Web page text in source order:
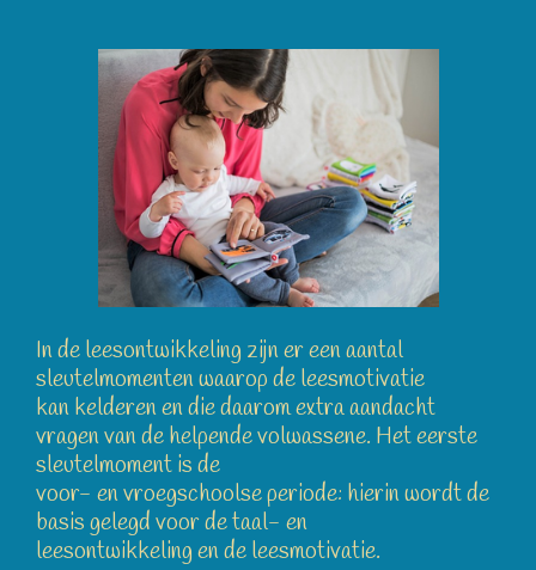
In de leesontwikkeling zijn er een aantal
sleutelmomenten waarop de leesmotivatie
kan kelderen en die daarom extra aandacht
vragen van de helpende volwassene. Het eerste
sleutelmoment is de
voor- en vroegschoolse periode: hierin wordt de
basis gelegd voor de taal- en
leesontwikkeling en de leesmotivatie.